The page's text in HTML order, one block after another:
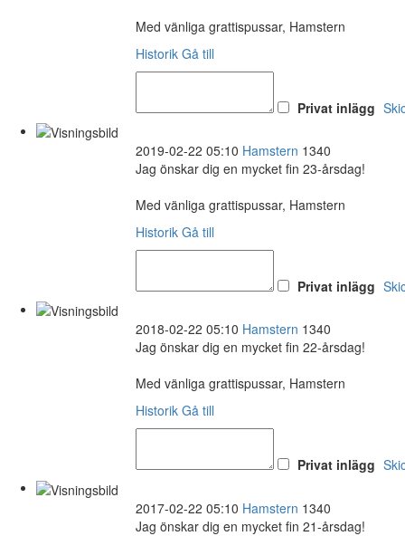
Med vänliga grattispussar, Hamstern
Historik Gå till
Privat inlägg
2019-02-22 05:10 Hamstern 1340
Jag önskar dig en mycket fin 23-årsdag!
Med vänliga grattispussar, Hamstern
Historik Gå till
Privat inlägg
2018-02-22 05:10 Hamstern 1340
Jag önskar dig en mycket fin 22-årsdag!
Med vänliga grattispussar, Hamstern
Historik Gå till
Privat inlägg
2017-02-22 05:10 Hamstern 1340
Jag önskar dig en mycket fin 21-årsdag!